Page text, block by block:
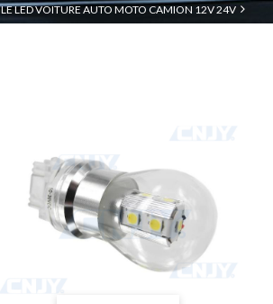
LED VOITURE AUTO MOTO CAMION 12V 24V